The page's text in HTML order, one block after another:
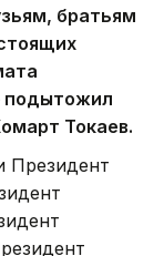
братьям
подытожил
Токаев.
Президент